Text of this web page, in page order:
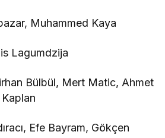
Muhammed Kaya
Lagumdzija
Bülbül, Mert Matic, Ahmet
Efe Bayram, Gökçen